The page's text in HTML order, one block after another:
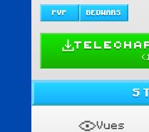
PVP BEDWARS
(
Vues